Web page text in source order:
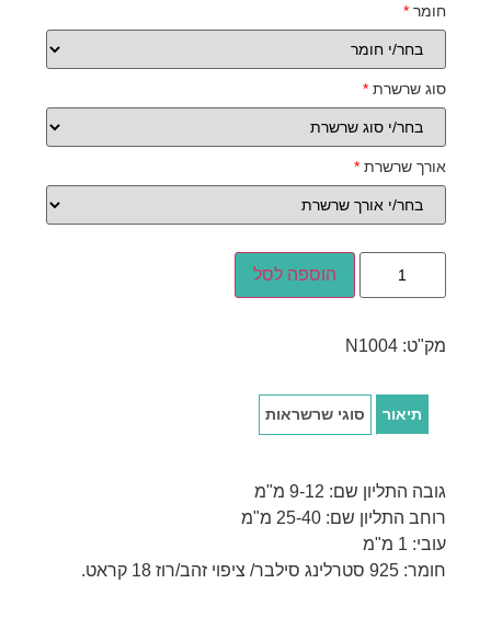
חומר*
סוג שרשרת*
אורך שרשרת*
הוספה לסל
מק"ט:N1004
תיאור סוגי שרשראות
גובה התליון שם: 9-12 מ"מ
רוחב התליון שם: 25-40 מ"מ
עובי: 1 מ"מ
חומר: 925 סטרלינג סילבר/ ציפוי זהב/רוז 18 קראט.